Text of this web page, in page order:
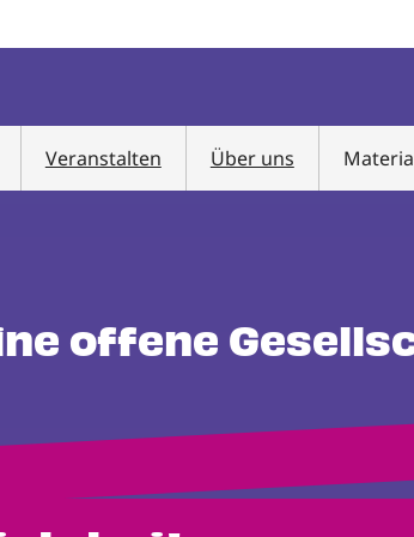
Veranstalten Über uns
offene